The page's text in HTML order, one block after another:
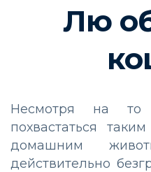
Лю
Несмотря на то
похвастаться
домашним
действительно